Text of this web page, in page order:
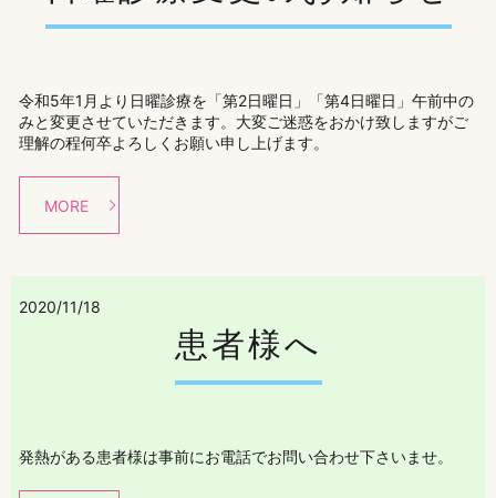
令和5年1月より日曜診療を「第2日曜日」「第4日曜日」午前中の
みと変更させていただきます。大変ご迷惑をおかけ致しますがご
理解の程何卒よろしくお願い申し上げます。
MORE
2020/11/18
患者様へ
発熱がある患者様は事前にお電話でお問い合わせ下さいませ。